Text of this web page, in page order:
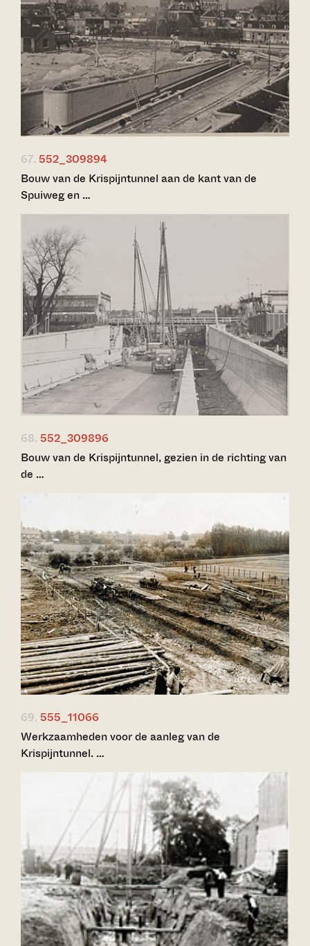
67. 552_309894
Bouw van de Krispijntunnel aan de kant van de
Spuiweg en …
68. 552_309896
Bouw van de Krispijntunnel, gezien in de richting van
de …
69. 555_11066
Werkzaamheden voor de aanleg van de
Krispijntunnel. …